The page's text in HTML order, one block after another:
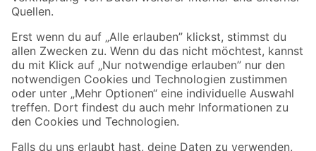
Sicher einkaufen
Jetzt die toom-App herunterladen